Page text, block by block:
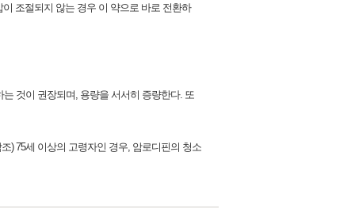
조절되지 않는 경우 이 약으로 바로 전환하
것이 권장되며, 용량을 서서히 증량한다. 또
) 75세 이상의 고령자인 경우, 암로디핀의 청소